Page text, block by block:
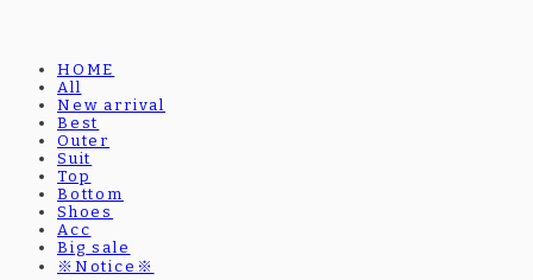
HOME
All
New arrival
Best
Outer
Suit
Top
Bottom
Shoes
Acc
Big sale
※Notice※